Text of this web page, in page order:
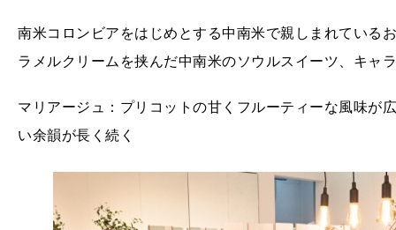
南米コロンビアをはじめとする中南米で親しまれている
ラメルクリームを挟んだ中南米のソウルスイーツ、キャ
マリアージュ：プリコットの甘くフルーティーな風味が
い余韻が長く続く